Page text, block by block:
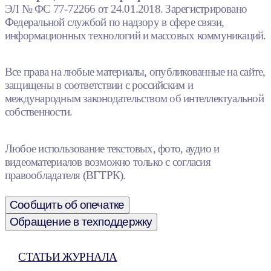
ЭЛ № ФС 77-72266 от 24.01.2018. Зарегистрировано
Федеральной службой по надзору в сфере связи,
информационных технологий и массовых коммуникаций.
Все права на любые материалы, опубликованные на сайте,
защищены в соответствии с российским и
международным законодательством об интеллектуальной
собственности.
Любое использование текстовых, фото, аудио и
видеоматериалов возможно только с согласия
правообладателя (ВГТРК).
Сообщить об опечатке
Обращение в техподдержку
СТАТЬИ ЖУРНАЛА